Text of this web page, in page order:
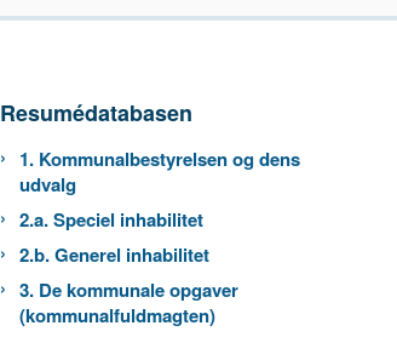
Resumédatabasen
1. Kommunalbestyrelsen og dens
udvalg
2.a. Speciel inhabilitet
2.b. Generel inhabilitet
3. De kommunale opgaver
(kommunalfuldmagten)